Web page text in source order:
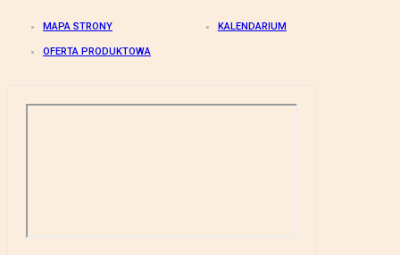
MAPA STRONY KALENDARIUM
OFERTA PRODUKTOWA